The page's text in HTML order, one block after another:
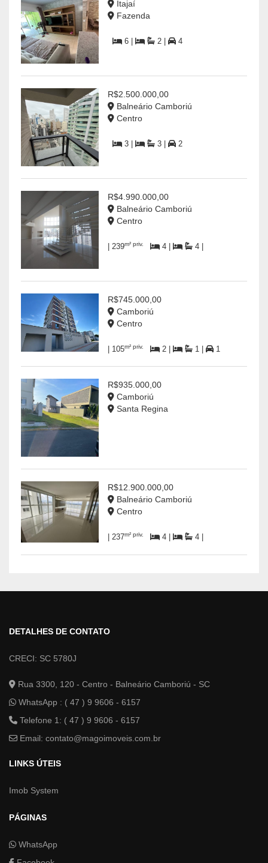
Itajaí
Fazenda
6 | 2 | 4
R$2.500.000,00
Balneário Camboriú
Centro
3 | 3 | 2
R$4.990.000,00
Balneário Camboriú
Centro
| 239m² priv. 4 | 4 |
R$745.000,00
Camboriú
Centro
| 105m² priv. 2 | 1 | 1
R$935.000,00
Camboriú
Santa Regina
R$12.900.000,00
Balneário Camboriú
Centro
| 237m² priv. 4 | 4 |
DETALHES DE CONTATO
CRECI: SC 5780J
Rua 3300, 120 - Centro - Balneário Camboriú - SC
WhatsApp : ( 47 ) 9 9606 - 6157
Telefone 1: ( 47 ) 9 9606 - 6157
Email: contato@magoimoveis.com.br
LINKS ÚTEIS
Imob System
PÁGINAS
WhatsApp